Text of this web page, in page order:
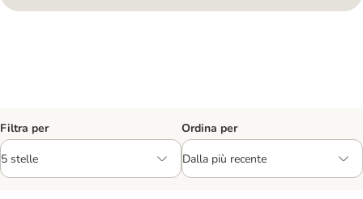
Filtra per Ordina per